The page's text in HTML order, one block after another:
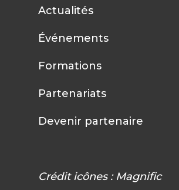
Actualités
Événements
Formations
Partenariats
Devenir partenaire
Crédit icônes : Magnific